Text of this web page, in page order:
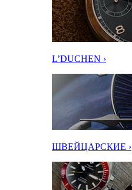
L’DUCHEN ›
ШВЕЙЦАРСКИЕ ›